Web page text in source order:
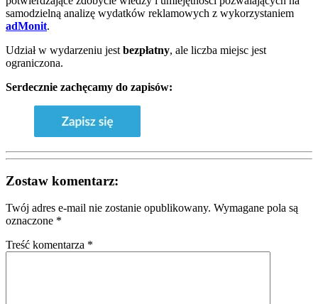
samodzielną analizę wydatków reklamowych z wykorzystaniem
adMonit.
Udział w wydarzeniu jest bezpłatny, ale liczba miejsc jest
ograniczona.
Serdecznie zachęcamy do zapisów:
Zostaw komentarz:
Twój adres e-mail nie zostanie opublikowany. Wymagane pola są
oznaczone *
Treść komentarza *